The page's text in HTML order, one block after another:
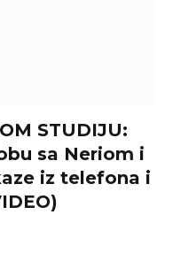
STUDIJU:
sa Neriom i
iz telefona i